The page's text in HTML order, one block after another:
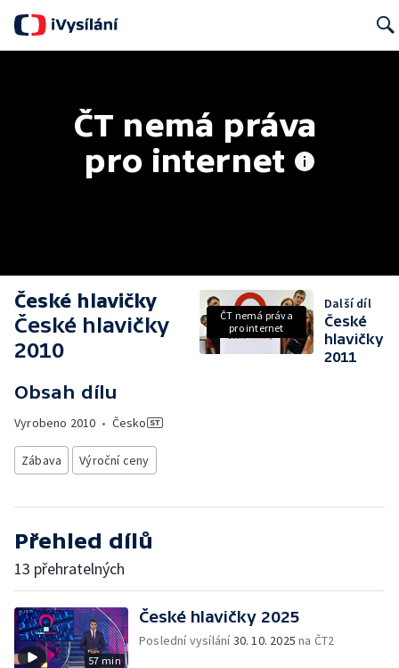
ČT nemá práva
pro internet
České hlavičky
České hlavičky
2010
Obsah dílu
Vyrobeno 2010 • Česko
Zábava Výroční ceny
ČT nemá práva
pro internet
Další díl
České
hlavičky
2011
Přehled dílů
13 přehratelných
57 min
České hlavičky 2025
Poslední vysílání30. 10. 2025 na ČT2